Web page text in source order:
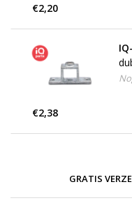
€2,20
€2,38
GRATIS